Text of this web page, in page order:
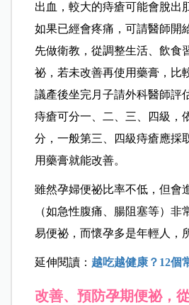
出血，較大的痔瘡可能會脫出
如果已經會疼痛，可請醫師開
先做衛教，從調整生活、飲食
祕，若未改善再使用藥膏，比
議產後坐完月子請外科醫師評
痔瘡可分一、二、三、四級，
分，一般第三、四級痔瘡應採
用藥膏就能改善。
雖然孕婦便祕比率不低，但會
（如急性腹痛、腸阻塞等）非
易便祕，而懷孕多是年輕人，
延伸閱讀： 越吃越健康？12個
改善、預防孕期便祕，